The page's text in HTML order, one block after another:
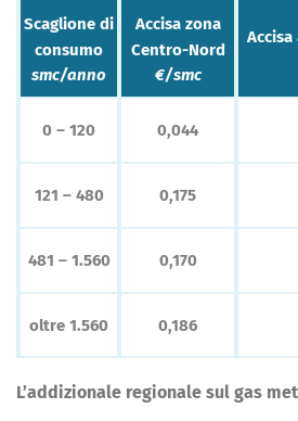
Scaglione di
consumo
smc/anno
Accisa zona
Centro-Nord
€/smc
0 – 120 0,044
121 – 480 0,175
481 – 1.560 0,170
oltre 1.560 0,186
L’addizionale regionale sul gas